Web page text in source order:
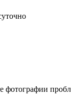
фотографии